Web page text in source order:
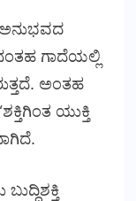
ಗಾದೆಯಲ್ಲಿ
ಅಂತಹ
ಯುಕ್ತಿ